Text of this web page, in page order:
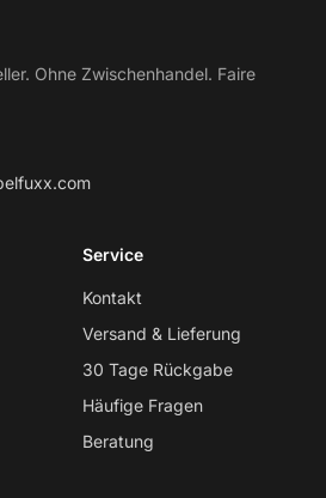
Ohne Zwischenhandel. Faire
Service
Kontakt
Versand & Lieferung
30 Tage Rückgabe
Häufige Fragen
Beratung